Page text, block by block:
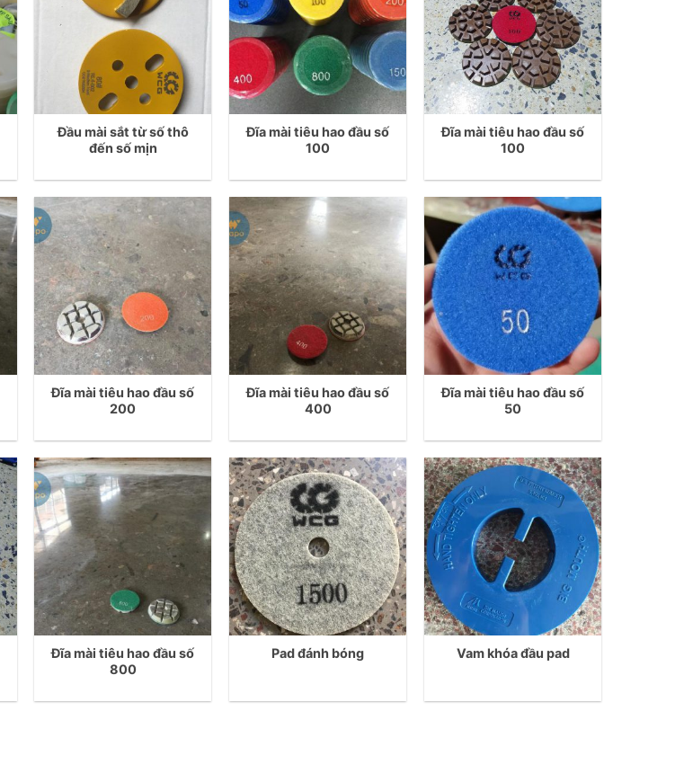
Đầu mài sắt từ số thô
đến số mịn
Đĩa mài tiêu hao đầu số
100
Đĩa mài tiêu hao đầu số
100
Đĩa mài tiêu hao đầu số
200
Đĩa mài tiêu hao đầu số
400
Đĩa mài tiêu hao đầu số
50
Đĩa mài tiêu hao đầu số
800
Pad đánh bóng Vam khóa đầu pad